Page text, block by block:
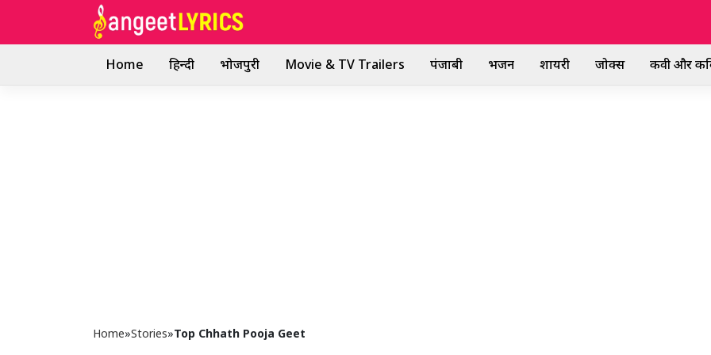
Home हिन्दी भोजपुरी Movie & TV Trailers पंजाबी भजन शायरी जोक्स कवी और
Home»Stories»Top Chhath Pooja Geet